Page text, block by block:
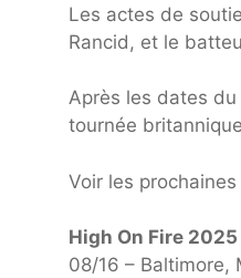
Les actes de
Rancid, et le
Après les dates
tournée
Voir les
High On Fire
08/16 – Baltimore,